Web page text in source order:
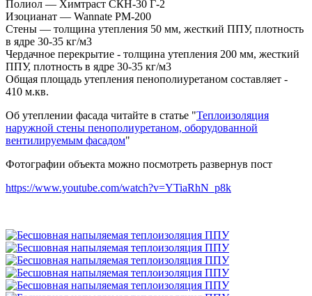
Полиол — Химтраст СКН-30 Г-2
Изоцианат — Wannate PM-200
Стены — толщина утепления 50 мм, жесткий ППУ, плотность
в ядре 30-35 кг/м3
Чердачное перекрытие - толщина утепления 200 мм, жесткий
ППУ, плотность в ядре 30-35 кг/м3
Общая площадь утепления пенополиуретаном составляет -
410 м.кв.
Об утеплении фасада читайте в статье "Теплоизоляция
наружной стены пенополиуретаном, оборудованной
вентилируемым фасадом"
Фотографии объекта можно посмотреть развернув пост
https://www.youtube.com/watch?v=YTiaRhN_p8k